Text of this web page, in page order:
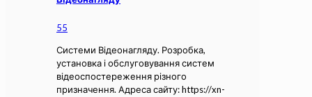
55
Системи Відеонагляду. Розробка,
установка і обслуговування систем
відеоспостереження різного
призначення. Адреса сайту: https://xn-